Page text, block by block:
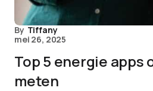
By Tiffany
mei 26, 2025
Top 5 energie apps
meten